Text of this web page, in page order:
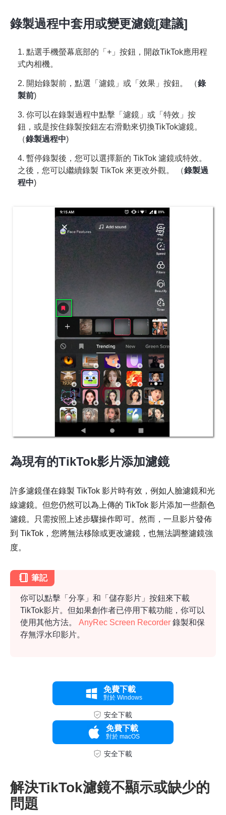
錄製過程中套用或變更濾鏡[建議]
1. 點選手機螢幕底部的「+」按鈕，開啟TikTok應用程
式內相機。
2. 開始錄製前，點選「濾鏡」或「效果」按鈕。 （錄
製前)
3. 你可以在錄製過程中點擊「濾鏡」或「特效」按
鈕，或是按住錄製按鈕左右滑動來切換TikTok濾鏡。
（錄製過程中)
4. 暫停錄製後，您可以選擇新的 TikTok 濾鏡或特效。
之後，您可以繼續錄製 TikTok 來更改外觀。 （錄製過
程中)
為現有的TikTok影片添加濾鏡
許多濾鏡僅在錄製 TikTok 影片時有效，例如人臉濾鏡和光
線濾鏡。但您仍然可以為上傳的 TikTok 影片添加一些顏色
濾鏡。只需按照上述步驟操作即可。然而，一旦影片發佈
到 TikTok，您將無法移除或更改濾鏡，也無法調整濾鏡強
度。
筆記
你可以點擊「分享」和「儲存影片」按鈕來下載
TikTok影片。但如果創作者已停用下載功能，你可以
使用其他方法。 AnyRec Screen Recorder 錄製和保
存無浮水印影片。
免費下載
對於 Windows
安全下載
免費下載
對於 macOS
安全下載
解決TikTok濾鏡不顯示或缺少的
問題